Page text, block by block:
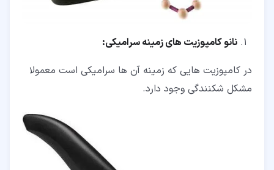
نانو کامپوزیت های زمینه سرامیکی:
در کامپوزیت هایی که زمینه آن ها سرامیکی است معمولا
مشکل شکنندگی وجود دارد.